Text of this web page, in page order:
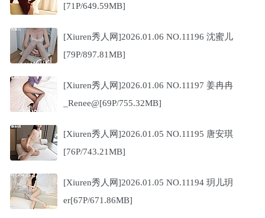
[71P/649.59MB]
[Xiuren秀人网]2026.01.06 NO.11196 沈蜜儿
[79P/897.81MB]
[Xiuren秀人网]2026.01.06 NO.11197 姜冉冉
_Renee@[69P/755.32MB]
[Xiuren秀人网]2026.01.05 NO.11195 唐安琪
[76P/743.21MB]
[Xiuren秀人网]2026.01.05 NO.11194 玥儿玥
er[67P/671.86MB]